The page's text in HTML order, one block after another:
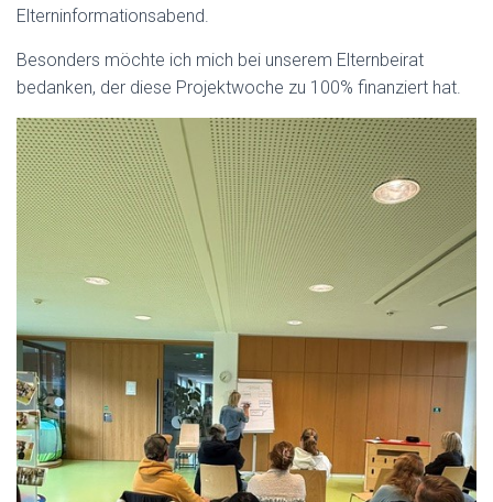
Elterninformationsabend.
Besonders möchte ich mich bei unserem Elternbeirat
bedanken, der diese Projektwoche zu 100% finanziert hat.